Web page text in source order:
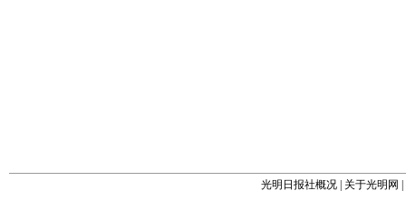
光明日报社概况 关于光明网